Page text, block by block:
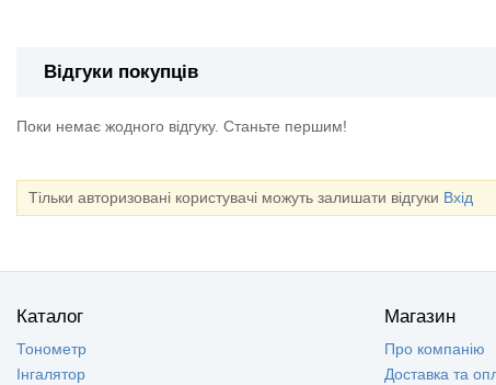
Відгуки покупців
Поки немає жодного відгуку. Станьте першим!
Тільки авторизовані користувачі можуть залишати відгуки Вхід
Каталог
Тонометр
Інгалятор
Магазин
Про компанію
Доставка та